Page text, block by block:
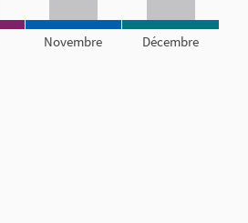
Novembre Décembre